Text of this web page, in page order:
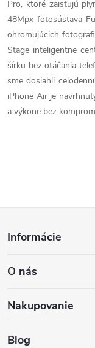
á
d
a
c
i
v
k
v
ý
p
Pro, ktoré zaisťujú
48Mpx fotosústava
ohromujúcich
Stage inteligentne
šírku bez otáčania
sme dosiahli
iPhone Air je
a výkone bez
p
ä
Informácie
O nás
Nakupovanie
Blog